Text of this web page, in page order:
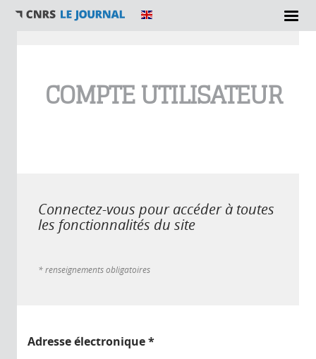
COMPTE UTILISATEUR
Connectez-vous pour accéder à toutes
les fonctionnalités du site
* renseignements obligatoires
Adresse électronique*